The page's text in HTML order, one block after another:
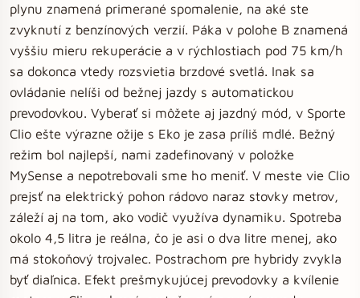
plynu znamená primerané spomalenie, na aké ste
zvyknutí z benzínových verzií. Páka v polohe B znamená
vyššiu mieru rekuperácie a v rýchlostiach pod 75 km/h
sa dokonca vtedy rozsvietia brzdové svetlá. Inak sa
ovládanie nelíši od bežnej jazdy s automatickou
prevodovkou. Vyberať si môžete aj jazdný mód, v Sporte
Clio ešte výrazne ožije s Eko je zasa príliš mdlé. Bežný
režim bol najlepší, nami zadefinovaný v položke
MySense a nepotrebovali sme ho meniť. V meste vie Clio
prejsť na elektrický pohon rádovo naraz stovky metrov,
záleží aj na tom, ako vodič využíva dynamiku. Spotreba
okolo 4,5 litra je reálna, čo je asi o dva litre menej, ako
má stokoňový trojvalec. Postrachom pre hybridy zvykla
byť diaľnica. Efekt prešmykujúcej prevodovky a kvílenie